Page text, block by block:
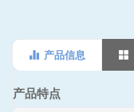
产品信息
产品特点